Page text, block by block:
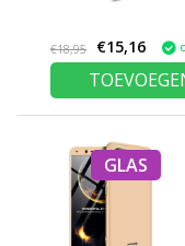
€18,95 €15,16
GLAS